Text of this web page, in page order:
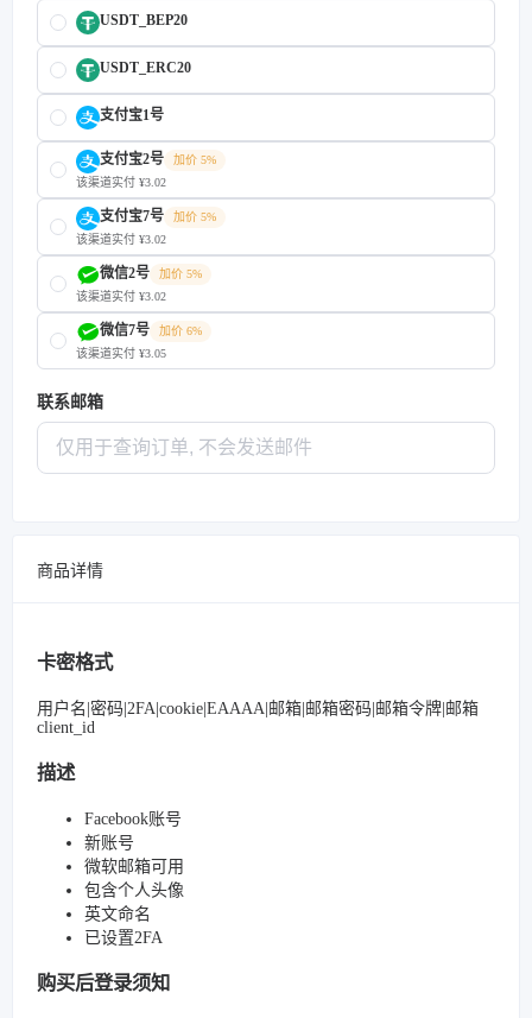
USDT_BEP20
USDT_ERC20
支付宝1号
支付宝2号
加价 5%
该渠道实付 ¥3.02
支付宝7号
加价 5%
该渠道实付 ¥3.02
微信2号
加价 5%
该渠道实付 ¥3.02
微信7号
加价 6%
该渠道实付 ¥3.05
联系邮箱
商品详情
卡密格式
用户名|密码|2FA|cookie|EAAAA|邮箱|邮箱密码|邮箱令牌|邮箱
client_id
描述
Facebook账号
新账号
微软邮箱可用
包含个人头像
英文命名
已设置2FA
购买后登录须知